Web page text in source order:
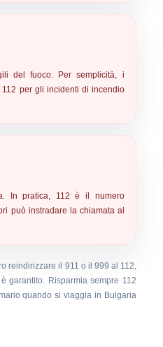
del fuoco. Per semplicità, i
per gli incidenti di incendio
In pratica, 112 è il numero
può instradare la chiamata al
reindirizzare il 911 o il 999 al 112,
garantito. Risparmia sempre 112
quando si viaggia in Bulgaria